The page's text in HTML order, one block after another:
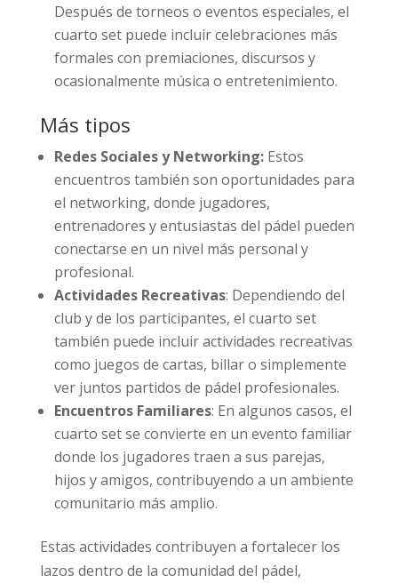
Después de torneos o eventos especiales, el
cuarto set puede incluir celebraciones más
formales con premiaciones, discursos y
ocasionalmente música o entretenimiento.
Más tipos
Redes Sociales y Networking: Estos
encuentros también son oportunidades para
el networking, donde jugadores,
entrenadores y entusiastas del pádel pueden
conectarse en un nivel más personal y
profesional.
Actividades Recreativas: Dependiendo del
club y de los participantes, el cuarto set
también puede incluir actividades recreativas
como juegos de cartas, billar o simplemente
ver juntos partidos de pádel profesionales.
Encuentros Familiares: En algunos casos, el
cuarto set se convierte en un evento familiar
donde los jugadores traen a sus parejas,
hijos y amigos, contribuyendo a un ambiente
comunitario más amplio.
Estas actividades contribuyen a fortalecer los
lazos dentro de la comunidad del pádel,